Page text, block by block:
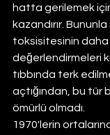
hatta gerilemek
kazandırır.
toksisitesinin
değerlendirmeleri
tıbbında terk
açtığından, bu tür
ömürlü olmadı.
1970'lerin